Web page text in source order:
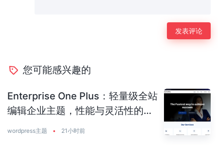
您可能感兴趣的
Enterprise One Plus：轻量级全站
编辑企业主题，性能与灵活性的完
wordpress主题 • 21小时前